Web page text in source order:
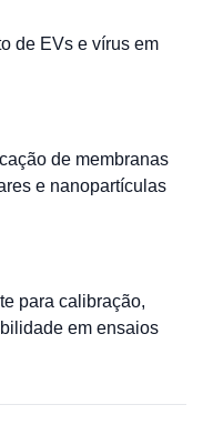
de EVs e vírus em
de membranas
e nanopartículas
para calibração,
em ensaios